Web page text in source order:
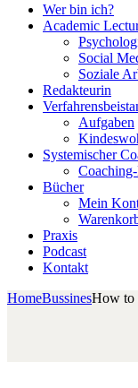
Wer bin ich?
Academic
Social
Soziale
Redakteurin
Aufgaben
Systemischer
Bücher
Mein
Praxis
Podcast
Kontakt
HomeBussinesHow to